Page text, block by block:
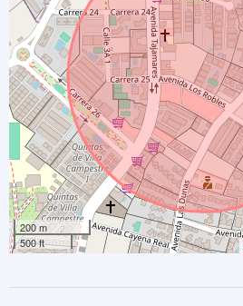
200 m
500 ft